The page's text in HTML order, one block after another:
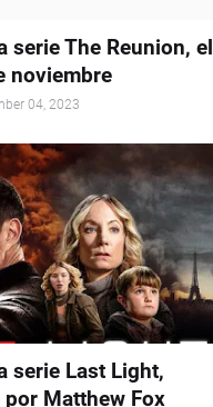
serie The Reunion, el
noviembre
04, 2023
serie Last Light,
Matthew Fox